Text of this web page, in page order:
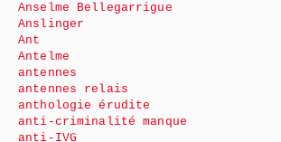
Anselme Bellegarrigue
Anslinger
Ant
Antelme
antennes
antennes relais
anthologie érudite
anti-criminalité manque
anti-IVG